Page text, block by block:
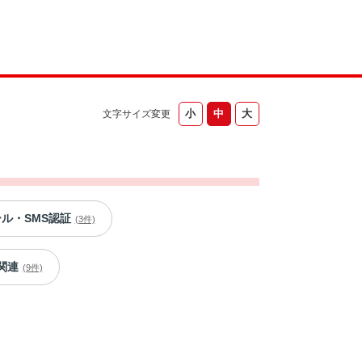
文字サイズ変更
・SMS認証 (3件)
連 (9件)